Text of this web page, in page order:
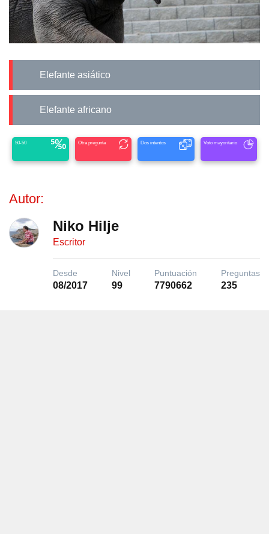
Elefante asiático
Elefante africano
50-50 Otra pregunta Dos intentos Voto mayoritario
Autor:
Niko Hilje
Escritor
Desde
08/2017
Nivel
99
Puntuación
7790662
Preguntas
235